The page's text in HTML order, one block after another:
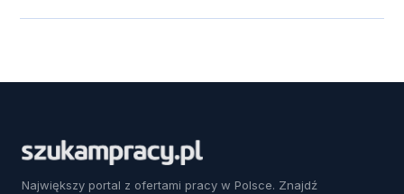
Największy portal z ofertami pracy w Polsce. Znajdź